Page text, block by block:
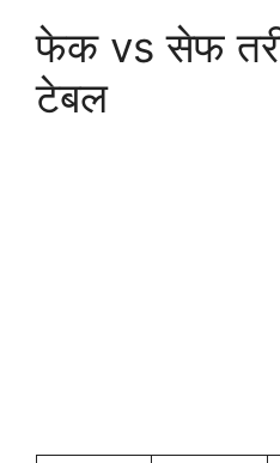
फेक vs सेफ
टेबल